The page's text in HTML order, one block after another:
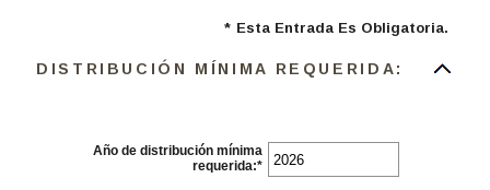
* Esta Entrada Es Obligatoria.
DISTRIBUCIÓN MÍNIMA REQUERIDA:
Año de distribución mínima
requerida:* Ingresa
un